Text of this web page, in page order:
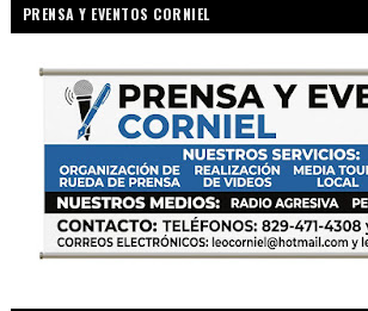
PRENSA Y EVENTOS CORNIEL